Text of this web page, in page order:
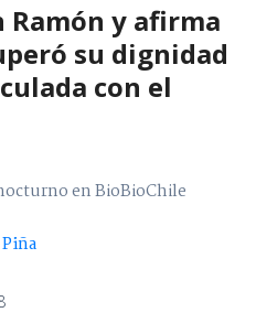
Ramón y afirma
su dignidad
con el
en BioBioChile